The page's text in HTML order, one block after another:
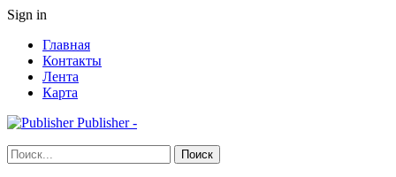
Sign in
Главная
Контакты
Лента
Карта
Publisher -